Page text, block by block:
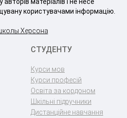
користувачами інформацію.
Херсона
СТУДЕНТУ
Курси мов
Курси професій
Освіта за кордоном
Шкільні підручники
Дистанційне навчання